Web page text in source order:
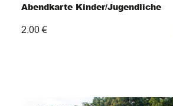
Abendkarte Kinder/Jugendliche
2.00 €